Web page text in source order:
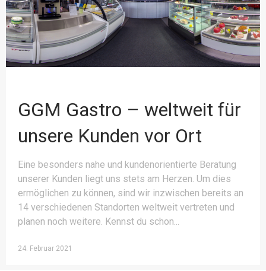
GGM Gastro – weltweit für
unsere Kunden vor Ort
Eine besonders nahe und kundenorientierte Beratung
unserer Kunden liegt uns stets am Herzen. Um dies
ermöglichen zu können, sind wir inzwischen bereits an
14 verschiedenen Standorten weltweit vertreten und
planen noch weitere. Kennst du schon
24. Februar 2021